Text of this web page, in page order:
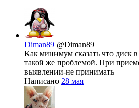
Diman89 @Diman89
Как минимум сказать что диск
такой же проблемой. При
выявлении-не принимать
Написано 28 мая